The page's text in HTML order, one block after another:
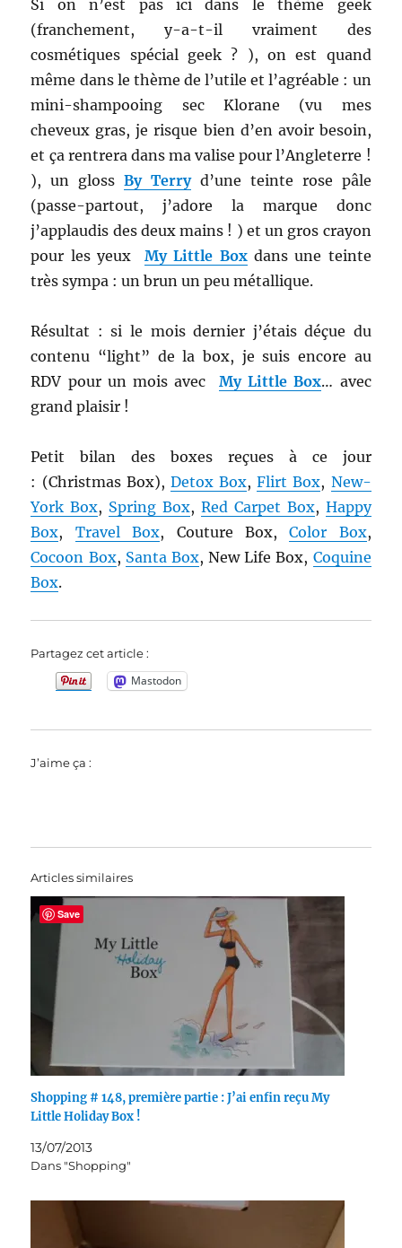
Si on n’est pas ici dans le thème geek
(franchement, y-a-t-il vraiment des
cosmétiques spécial geek ? ), on est quand
même dans le thème de l’utile et l’agréable : un
mini-shampooing sec Klorane (vu mes
cheveux gras, je risque bien d’en avoir besoin,
et ça rentrera dans ma valise pour l’Angleterre !
), un glossBy Terryd’une teinte rose pâle
(passe-partout, j’adore la marque donc
j’applaudis des deux mains ! ) et un gros crayon
pour les yeux
My Little Boxdans une teinte
très sympa : un brun un peu métallique.
Résultat : si le mois dernier j’étais déçue du
contenu “light” de la box, je suis encore au
RDV pour un mois avec
My Little Box… avec
grand plaisir !
Petit bilan des boxes reçues à ce jour
: (Christmas Box), Detox Box,Flirt Box, New-
York Box, Spring Box, Red Carpet Box, Happy
Box, Travel Box, Couture Box,Color Box,
Cocoon Box, Santa Box, New Life Box, Coquine
Box.
Partagez cet article :
Mastodon
J’aime ça :
Articles similaires
Shopping # 148, première partie : J’ai enfin reçu My
Little Holiday Box !
13/07/2013
Dans "Shopping"
Save